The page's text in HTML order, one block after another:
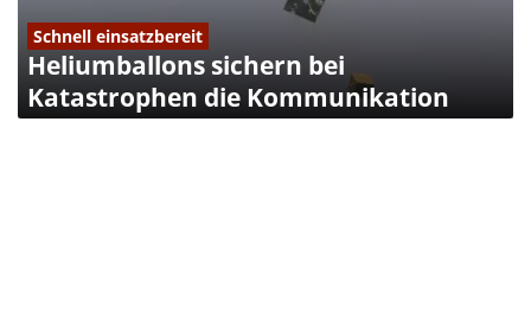
Schnell einsatzbereit
Heliumballons sichern bei
Katastrophen die Kommunikation